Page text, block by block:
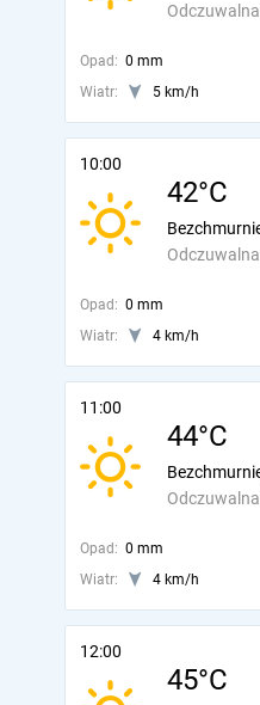
Odczuwalna
Opad: 0 mm
Wiatr:
5 km/h
10:00
42°C
Odczuwalna
Opad: 0 mm
Wiatr:
4 km/h
11:00
44°C
Odczuwalna
Opad: 0 mm
Wiatr:
4 km/h
12:00
45°C